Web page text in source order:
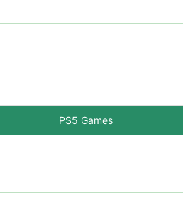
PS5 Games